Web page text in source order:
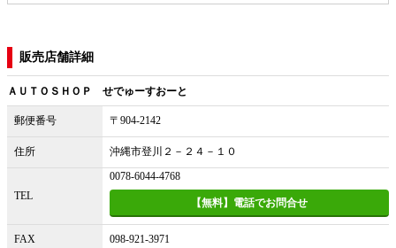
販売店舗詳細
ＡＵＴＯＳＨＯＰ せでゅーすおーと
郵便番号 〒904-2142
住所 沖縄市登川２－２４－１０
TEL
0078-6044-4768
【無料】電話でお問合せ
FAX 098-921-3971